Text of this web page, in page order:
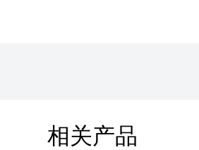
相关产品